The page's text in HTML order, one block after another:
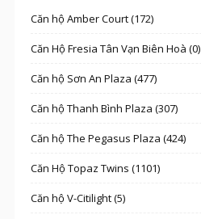
Căn hộ Amber Court (172)
Căn Hộ Fresia Tân Vạn Biên Hoà (0)
Căn hộ Sơn An Plaza (477)
Căn hộ Thanh Bình Plaza (307)
Căn hộ The Pegasus Plaza (424)
Căn Hộ Topaz Twins (1101)
Căn hộ V-Citilight (5)